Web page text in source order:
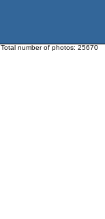
Total number of photos: 25670